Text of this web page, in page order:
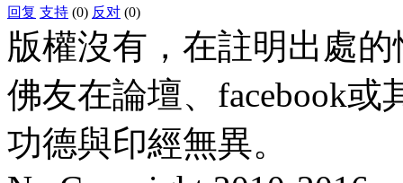
回复 支持 (0) 反对 (0)
版權沒有，在註明出處
佛友在論壇、facebook
功德與印經無異。